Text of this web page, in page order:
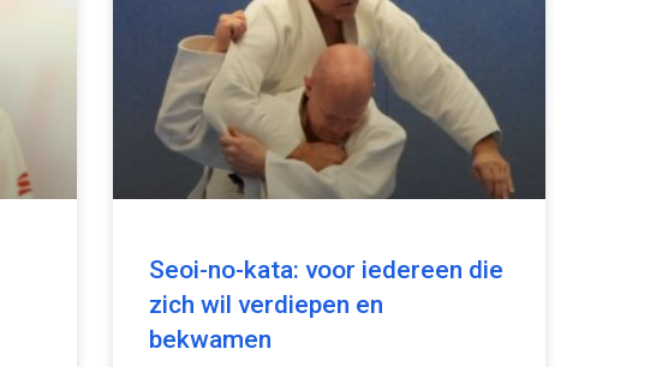
Seoi-no-kata: voor iedereen die
zich wil verdiepen en
bekwamen